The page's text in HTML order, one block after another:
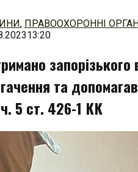
, ПРАВООХОРОННІ
13:20
та
5 ст. 426-1 КК